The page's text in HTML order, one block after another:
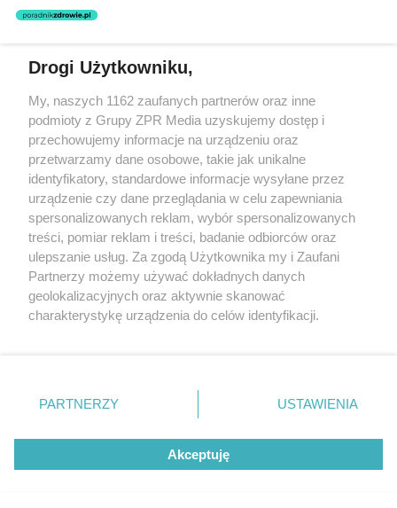
nie prowadzi działalności leczniczej polegającej na udzielaniu
świadczeń zdrowotnych w rozumieniu art. 3 ust 1 ustawy o
Żaden utwór zamieszczony w serwisie nie może być powielany i
rozpowszechniany lub dalej rozpowszechniany w jakikolwiek sposób
(w tym także elektroniczny lub mechaniczny) na jakimkolwiek polu
eksploatacji w jakiejkolwiek formie, włącznie z umieszczaniem w
Internecie bez pisemnej zgody właściciela praw. Jakiekolwiek użycie
lub wykorzystanie utworów w całości lub w części z naruszeniem
prawa, tzn. bez właściwej zgody, jest zabronione pod groźbą kary i
może być ścigane prawnie.
O nas
Drogi Użytkowniku,
My, naszych 1162 zaufanych partnerów oraz inne
podmioty z Grupy ZPR Media uzyskujemy dostęp i
przechowujemy informacje na urządzeniu oraz
przetwarzamy dane osobowe, takie jak unikalne
identyfikatory, standardowe informacje wysyłane przez
urządzenie czy dane przeglądania w celu zapewniania
spersonalizowanych reklam, wybór spersonalizowanych
treści, pomiar reklam i treści, badanie odbiorców oraz
ulepszanie usług. Za zgodą Użytkownika my i Zaufani
Partnerzy możemy używać dokładnych danych
geolokalizacyjnych oraz aktywnie skanować
charakterystykę urządzenia do celów identyfikacji.
zmienić/wycofać klikając przycisk ustawień prywatności
znajdujący się w lewym dolnym rogu strony
rodzaje przetwarzania danych nie wymagają zgody
użytkownika, ale masz prawo sprzeciwić się takiemu
przetwarzaniu. Preferencje będą miały zastosowanie tylko
PARTNERZY USTAWIENIA
Akceptuję